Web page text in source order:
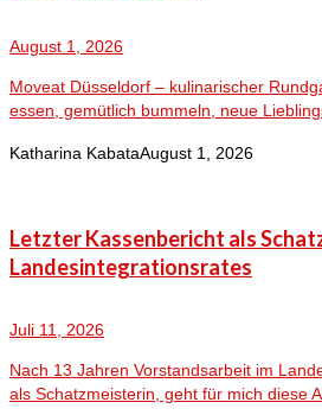
August 1, 2026
Moveat Düsseldorf – kulinarischer
essen, gemütlich bummeln, neue
Katharina KabataAugust 1, 2026
Letzter Kassenbericht als
Landesintegrationsrates
Juli 11, 2026
Nach 13 Jahren Vorstandsarbeit im
als Schatzmeisterin, geht für mich diese